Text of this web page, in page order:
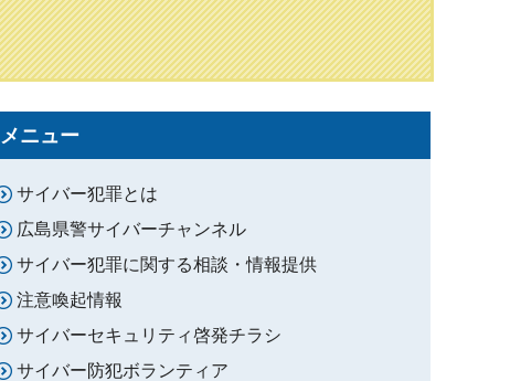
メニュー
サイバー犯罪とは
広島県警サイバーチャンネル
サイバー犯罪に関する相談・情報提供
注意喚起情報
サイバーセキュリティ啓発チラシ
サイバー防犯ボランティア